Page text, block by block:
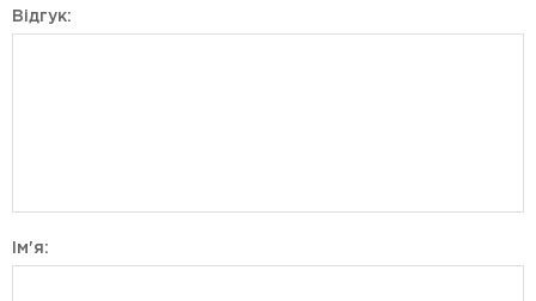
Відгук:
Ім'я: